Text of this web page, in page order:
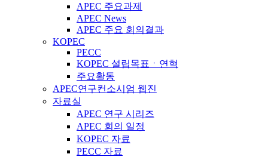
APEC 주요과제
APEC News
APEC 주요 회의결과
KOPEC
PECC
KOPEC 설립목표ㆍ연혁
주요활동
APEC연구컨소시엄 웹진
자료실
APEC 연구 시리즈
APEC 회의 일정
KOPEC 자료
PECC 자료